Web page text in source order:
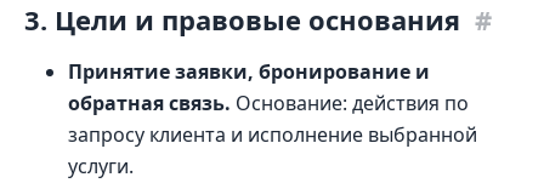
3. Цели и правовые основания #
Принятие заявки, бронирование и
обратная связь. Основание: действия по
запросу клиента и исполнение выбранной
услуги.